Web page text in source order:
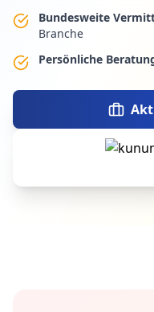
Bundesweite
Branche
Persönliche